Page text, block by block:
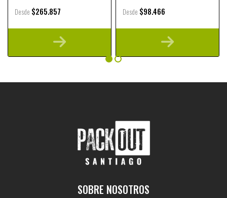
Desde $265.857 Desde $98.466
SOBRE NOSOTROS